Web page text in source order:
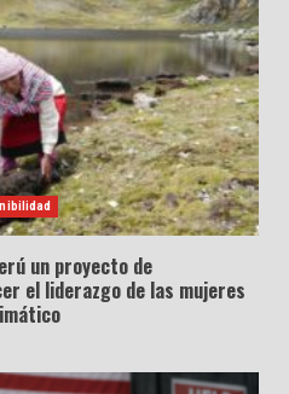
un proyecto de
el liderazgo de las mujeres